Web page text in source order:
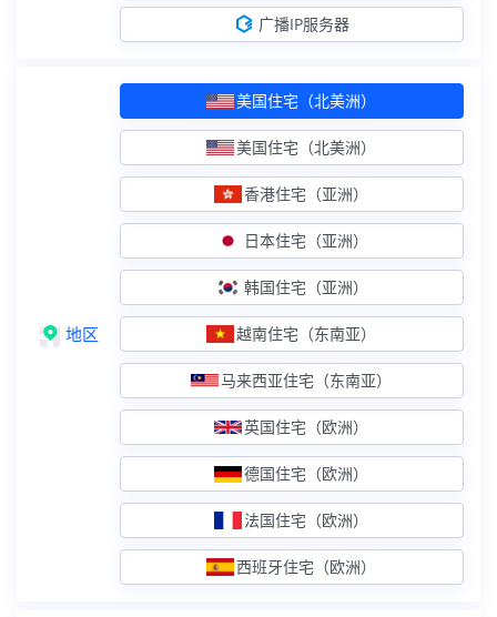
马来西亚住宅（东南亚）
英国住宅（欧洲） 住宅IP+双ISP认证
德国住宅（欧洲） 住宅IP+双ISP认证
法国住宅（欧洲） 住宅IP+双ISP认证
西班牙住宅（欧洲）
原生IP服务器
台湾原生 原生IP+解锁外流媒体
香港精品CN2 原生IP+双向CN2线路
香港大带宽CN2 原生IP+双向30M起步
广播IP服务器
美国精品网 广播IP+精品电信CN2
广播IP服务器
地区
美国住宅（北美洲）
美国住宅（北美洲）
香港住宅（亚洲）
日本住宅（亚洲）
韩国住宅（亚洲）
越南住宅（东南亚）
马来西亚住宅（东南亚）
英国住宅（欧洲）
德国住宅（欧洲）
法国住宅（欧洲）
西班牙住宅（欧洲）